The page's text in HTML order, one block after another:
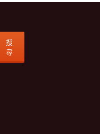
搜
尋